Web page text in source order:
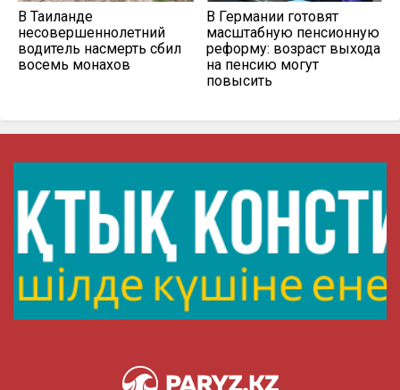
В Таиланде
несовершеннолетний
водитель насмерть сбил
восемь монахов
В Германии готовят
масштабную пенсионную
реформу: возраст выхода
на пенсию могут
повысить